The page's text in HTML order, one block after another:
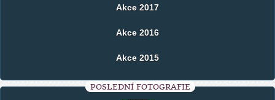
Akce 2017
Akce 2016
Akce 2015
POSLEDNÍ FOTOGRAFIE